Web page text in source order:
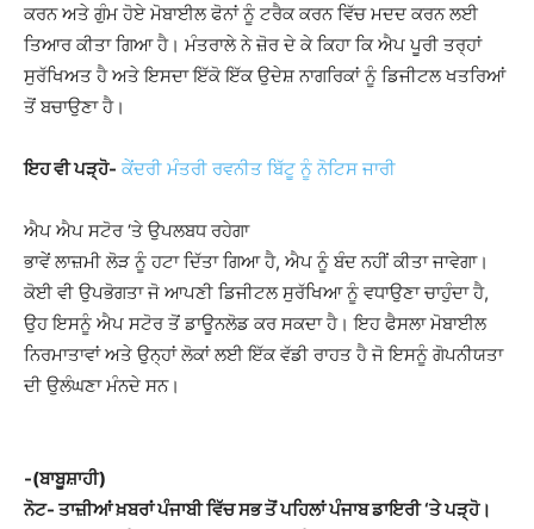
ਕਰਨ ਅਤੇ ਗੁੰਮ ਹੋਏ ਮੋਬਾਈਲ ਫੋਨਾਂ ਨੂੰ ਟਰੈਕ ਕਰਨ ਵਿੱਚ ਮਦਦ ਕਰਨ ਲਈ
ਤਿਆਰ ਕੀਤਾ ਗਿਆ ਹੈ। ਮੰਤਰਾਲੇ ਨੇ ਜ਼ੋਰ ਦੇ ਕੇ ਕਿਹਾ ਕਿ ਐਪ ਪੂਰੀ ਤਰ੍ਹਾਂ
ਸੁਰੱਖਿਅਤ ਹੈ ਅਤੇ ਇਸਦਾ ਇੱਕੋ ਇੱਕ ਉਦੇਸ਼ ਨਾਗਰਿਕਾਂ ਨੂੰ ਡਿਜੀਟਲ ਖਤਰਿਆਂ
ਤੋਂ ਬਚਾਉਣਾ ਹੈ।
ਇਹ ਵੀ ਪੜ੍ਹੋ- ਕੇਂਦਰੀ ਮੰਤਰੀ ਰਵਨੀਤ ਬਿੱਟੂ ਨੂੰ ਨੋਟਿਸ ਜਾਰੀ
ਐਪ ਐਪ ਸਟੋਰ ‘ਤੇ ਉਪਲਬਧ ਰਹੇਗਾ
ਭਾਵੇਂ ਲਾਜ਼ਮੀ ਲੋੜ ਨੂੰ ਹਟਾ ਦਿੱਤਾ ਗਿਆ ਹੈ, ਐਪ ਨੂੰ ਬੰਦ ਨਹੀਂ ਕੀਤਾ ਜਾਵੇਗਾ।
ਕੋਈ ਵੀ ਉਪਭੋਗਤਾ ਜੋ ਆਪਣੀ ਡਿਜੀਟਲ ਸੁਰੱਖਿਆ ਨੂੰ ਵਧਾਉਣਾ ਚਾਹੁੰਦਾ ਹੈ,
ਉਹ ਇਸਨੂੰ ਐਪ ਸਟੋਰ ਤੋਂ ਡਾਊਨਲੋਡ ਕਰ ਸਕਦਾ ਹੈ। ਇਹ ਫੈਸਲਾ ਮੋਬਾਈਲ
ਨਿਰਮਾਤਾਵਾਂ ਅਤੇ ਉਨ੍ਹਾਂ ਲੋਕਾਂ ਲਈ ਇੱਕ ਵੱਡੀ ਰਾਹਤ ਹੈ ਜੋ ਇਸਨੂੰ ਗੋਪਨੀਯਤਾ
ਦੀ ਉਲੰਘਣਾ ਮੰਨਦੇ ਸਨ।
-(ਬਾਬੂਸ਼ਾਹੀ)
ਨੋਟ- ਤਾਜ਼ੀਆਂ ਖ਼ਬਰਾਂ ਪੰਜਾਬੀ ਵਿੱਚ ਸਭ ਤੋਂ ਪਹਿਲਾਂ ਪੰਜਾਬ ਡਾਇਰੀ ‘ਤੇ ਪੜ੍ਹੋ।